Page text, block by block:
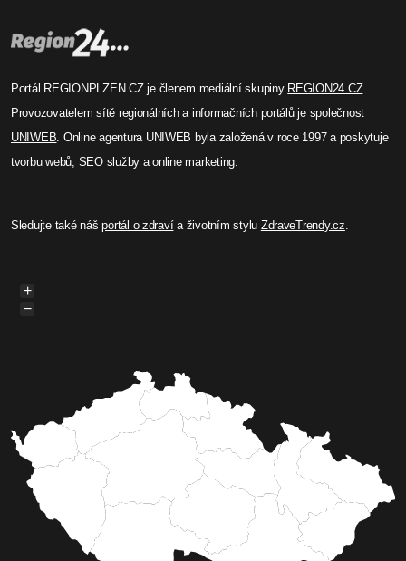
Portál REGIONPLZEN.CZ je členem mediální skupiny REGION24.CZ.
Provozovatelem sítě regionálních a informačních portálů je společnost
UNIWEB. Online agentura UNIWEB byla založená v roce 1997 a poskytuje
tvorbu webů, SEO služby a online marketing.
Sledujte také nášportál o zdravía životním stylu ZdraveTrendy.cz.
+
−